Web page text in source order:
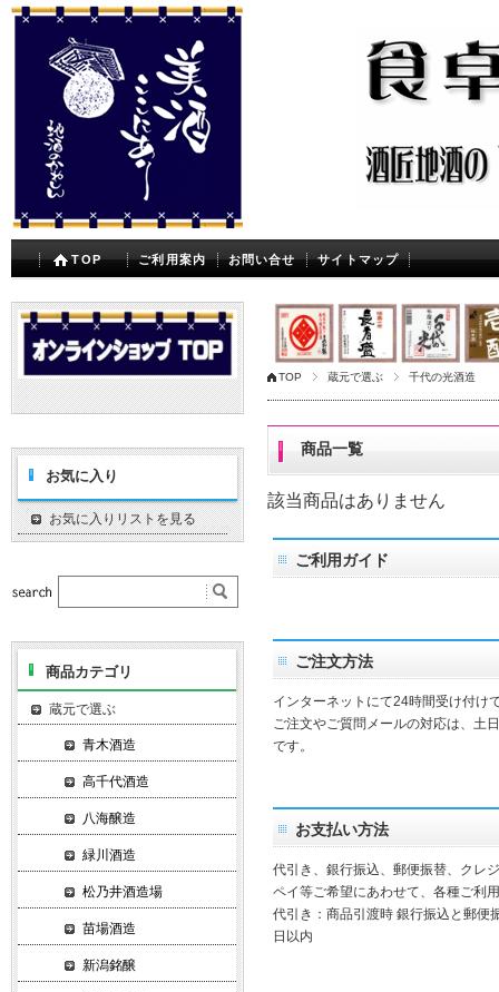
TOP ご利用案内 お問い合せ サイトマップ
TOP 蔵元で選ぶ 千代の光酒造
商品一覧
該当商品はありません
ご利用ガイド
ご注文方法
インターネットにて24時間受け付け
ご注文やご質問メールの対応は、土
です。
お支払い方法
代引き、銀行振込、郵便振替、クレ
ペイ等ご希望にあわせて、各種ご利
代引き：商品引渡時 銀行振込と郵便
日以内
お気に入り
お気に入りリストを見る
商品カテゴリ
蔵元で選ぶ
青木酒造
高千代酒造
八海醸造
緑川酒造
松乃井酒造場
苗場酒造
新潟銘醸